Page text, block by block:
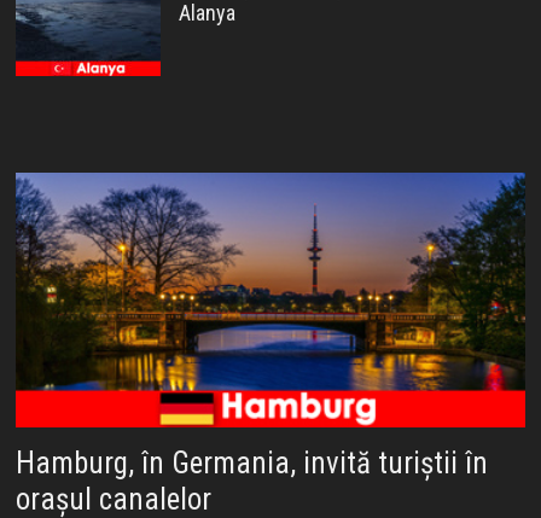
Alanya
Hamburg, în Germania, invită turiștii în
orașul canalelor